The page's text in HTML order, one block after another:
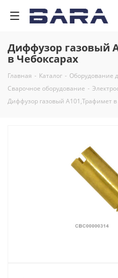
Диффузор газовый
в Чебоксарах
Главная - Каталог - Оборудование
Сварочное оборудование -
Диффузор газовый A101,Трафимет в